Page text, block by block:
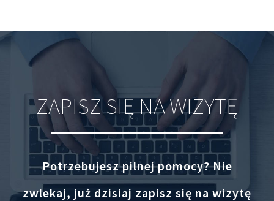
ZAPISZ SIĘ NA WIZYTĘ
Potrzebujesz pilnej pomocy? Nie
zwlekaj, już dzisiaj zapisz się na wizytę